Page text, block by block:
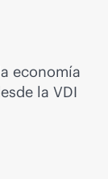
economía
la VDI